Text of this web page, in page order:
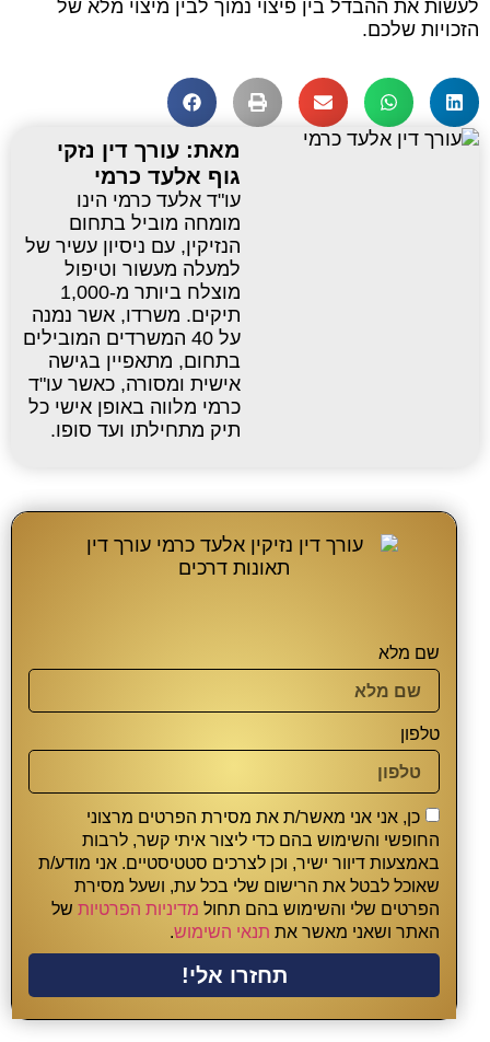
לעשות את ההבדל בין פיצוי נמוך לבין מיצוי מלא של
הזכויות שלכם.
מאת: עורך דין נזקי
גוף אלעד כרמי
עו"ד אלעד כרמי הינו
מומחה מוביל בתחום
הנזיקין, עם ניסיון עשיר של
למעלה מעשור וטיפול
מוצלח ביותר מ-1,000
תיקים. משרדו, אשר נמנה
על 40 המשרדים המובילים
בתחום, מתאפיין בגישה
אישית ומסורה, כאשר עו"ד
כרמי מלווה באופן אישי כל
תיק מתחילתו ועד סופו.
שם מלא
טלפון
כן, אני אני מאשר/ת את מסירת הפרטים מרצוני
החופשי והשימוש בהם כדי ליצור איתי קשר, לרבות
באמצעות דיוור ישיר, וכן לצרכים סטטיסטיים. אני מודע/ת
שאוכל לבטל את הרישום שלי בכל עת, ושעל מסירת
הפרטים שלי והשימוש בהם תחול מדיניות הפרטיות של
האתר ושאני מאשר את תנאי השימוש.
תחזרו אלי!